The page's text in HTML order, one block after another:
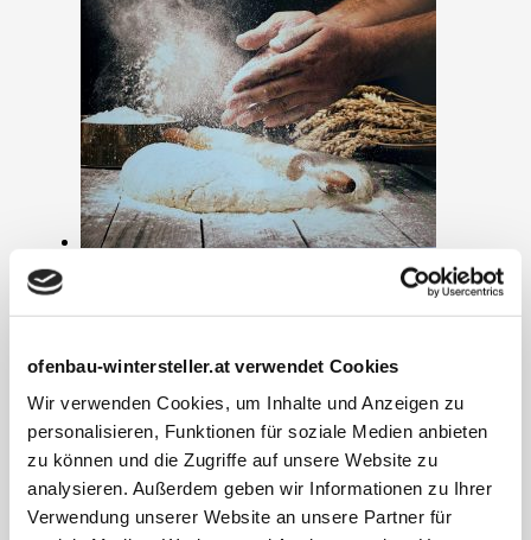
ofenbau-wintersteller.at verwendet Cookies
Wir verwenden Cookies, um Inhalte und Anzeigen zu
personalisieren, Funktionen für soziale Medien anbieten
zu können und die Zugriffe auf unsere Website zu
analysieren. Außerdem geben wir Informationen zu Ihrer
Verwendung unserer Website an unsere Partner für
Enthält 20% MwSt.
Lieferzeit: nicht angegeben
In den Warenkorb